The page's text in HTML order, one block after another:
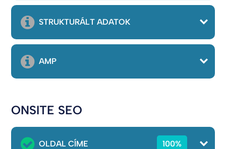
STRUKTURÁLT ADATOK
AMP
ONSITE SEO
OLDAL CÍME 100%